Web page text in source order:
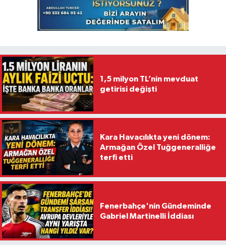
1,5 milyon TL’nin mevduat
getirisi değişti
Kara Havacılıkta yeni dönem:
Armağan Özel Tuğgeneralliğe
terfi etti
Fenerbahçe'nin Gündeminde
Gabriel Martinelli İddiası